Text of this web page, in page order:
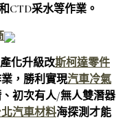
CTD采水等作業。
化升級改斯柯達零件
，勝利實現汽車冷氣
初次有人/無人雙潛器
汽車材料海探測才能